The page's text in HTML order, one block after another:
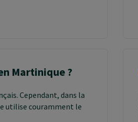
Martinique ?
Cependant, dans la
utilise couramment le